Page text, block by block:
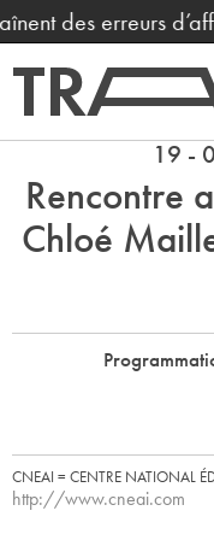
des erreurs
19 -
Rencontre
Chloé
CNEAI = CENTRE NATIONAL
http://www.cneai.com